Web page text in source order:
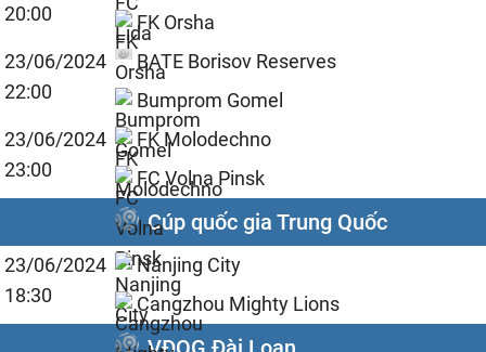
20:00
FK Orsha
23/06/2024
22:00
BATE Borisov Reserves
Bumprom Gomel
23/06/2024
23:00
FK Molodechno
FC Volna Pinsk
Cúp quốc gia Trung Quốc
23/06/2024
18:30
Nanjing City
Cangzhou Mighty Lions